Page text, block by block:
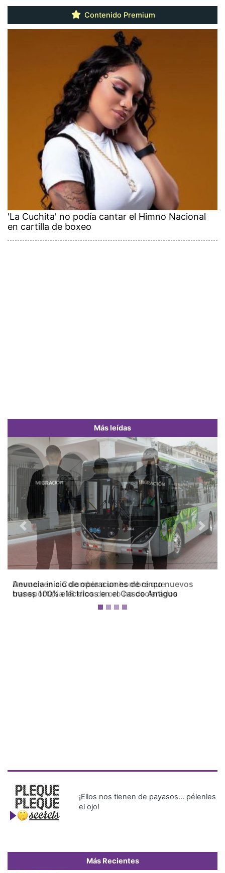
Contenido Premium
'La Cuchita' no podía cantar el Himno Nacional
en cartilla de boxeo
Más leídas
Devuelven a Colombia a un hombre que
transportaba 16 kilos de oro no declarados
Previous Next
¡Ellos nos tienen de payasos… pélenles
el ojo!
Más Recientes